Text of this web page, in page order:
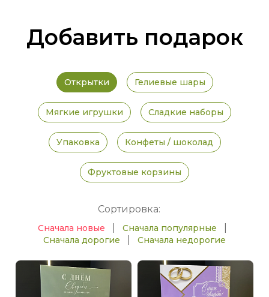
Добавить подарок
Открытки Гелиевые шары
Мягкие игрушки Сладкие наборы
Упаковка Конфеты / шоколад
Фруктовые корзины
Сортировка:
Сначала новые Сначала популярные
Сначала дорогие Сначала недорогие